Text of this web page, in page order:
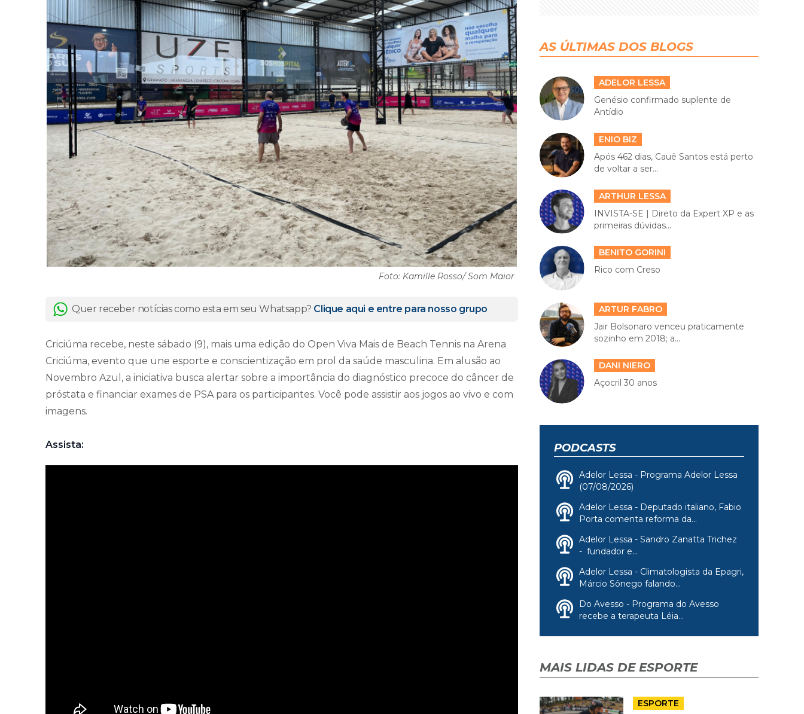
Foto: Kamille Rosso/ Som Maior
Quer receber notícias como esta em seu Whatsapp? Clique aqui e entre para nosso grupo
Criciúma recebe, neste sábado (9), mais uma edição do Open Viva Mais de Beach Tennis na Arena
Criciúma, evento que une esporte e conscientização em prol da saúde masculina. Em alusão ao
Novembro Azul, a iniciativa busca alertar sobre a importância do diagnóstico precoce do câncer de
próstata e financiar exames de PSA para os participantes. Você pode assistir aos jogos ao vivo e com
imagens.
Assista:
AS ÚLTIMAS DOS BLOGS
ADELOR LESSA
Genésio confirmado suplente de
Antídio
ENIO BIZ
Após 462 dias, Cauê Santos está perto
de voltar a ser...
ARTHUR LESSA
INVISTA-SE | Direto da Expert XP e as
primeiras dúvidas...
BENITO GORINI
Rico com Creso
ARTUR FABRO
Jair Bolsonaro venceu praticamente
sozinho em 2018; a...
DANI NIERO
Açocril 30 anos
PODCASTS
Adelor Lessa - Programa Adelor Lessa
(07/08/2026)
Adelor Lessa - Deputado italiano, Fabio
Porta comenta reforma da...
Adelor Lessa - Sandro Zanatta Trichez
- fundador e...
Adelor Lessa - Climatologista da Epagri,
Márcio Sônego falando...
Do Avesso - Programa do Avesso
recebe a terapeuta Léia...
MAIS LIDAS DE ESPORTE
ESPORTE